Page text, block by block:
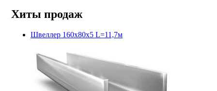
Хиты продаж
Швеллер 160х80х5 L=11,7м